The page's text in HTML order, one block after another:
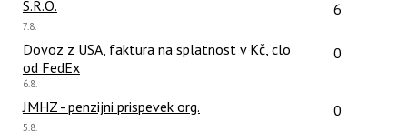
S.R.O. Počet
6
Poslední
7.8.
Dovoz z USA, faktura na splatnost v Kč, clo
od FedEx
Počet
0
Poslední
6.8.
JMHZ - penzijni prispevek org. Počet
0
Poslední
5.8.